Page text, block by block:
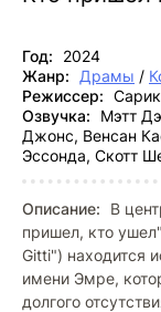
Год:
2024
Жанр:
Драмы /
Режиссер:
Озвучка:
Мэтт
Джонс, Венсан
Эссонда, Скотт
Описание:
В
пришел, кто
Gitti") находится
имени Эмре,
долгого